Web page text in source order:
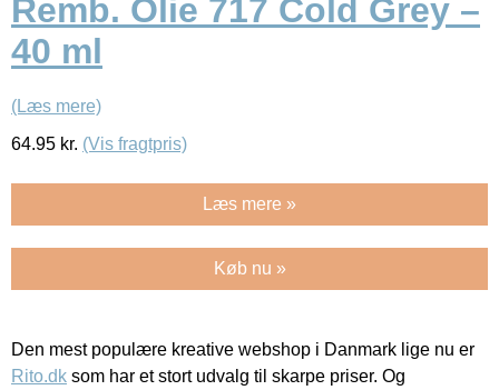
Remb. Olie 717 Cold Grey –
40 ml
(Læs mere)
64.95 kr. (Vis fragtpris)
Læs mere »
Køb nu »
Den mest populære kreative webshop i Danmark lige nu er
Rito.dk som har et stort udvalg til skarpe priser. Og